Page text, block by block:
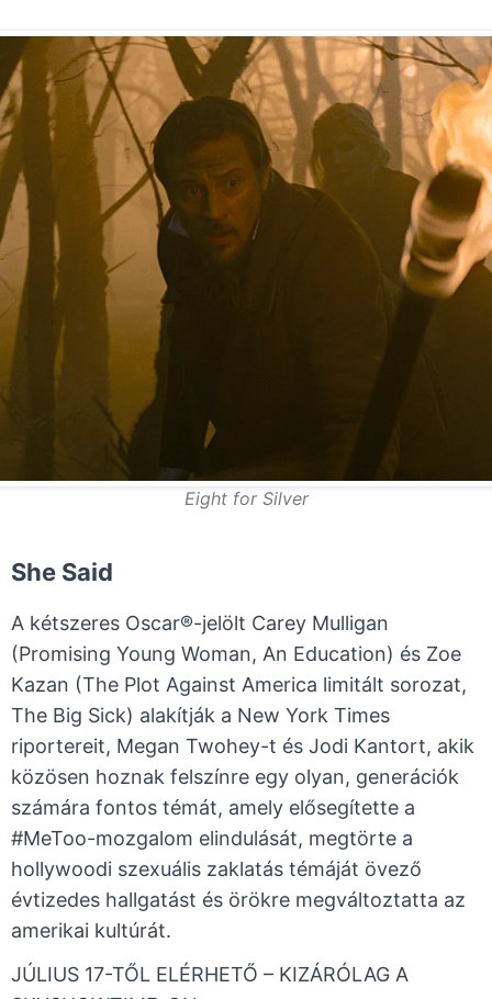
Eight for Silver
She Said
A kétszeres Oscar®-jelölt Carey Mulligan
(Promising Young Woman, An Education) és Zoe
Kazan (The Plot Against America limitált sorozat,
The Big Sick) alakítják a New York Times
riportereit, Megan Twohey-t és Jodi Kantort, akik
közösen hoznak felszínre egy olyan, generációk
számára fontos témát, amely elősegítette a
#MeToo-mozgalom elindulását, megtörte a
hollywoodi szexuális zaklatás témáját övező
évtizedes hallgatást és örökre megváltoztatta az
amerikai kultúrát.
JÚLIUS 17-TŐL ELÉRHETŐ – KIZÁRÓLAG A